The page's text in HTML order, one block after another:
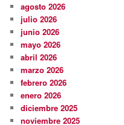
agosto 2026
julio 2026
junio 2026
mayo 2026
abril 2026
marzo 2026
febrero 2026
enero 2026
diciembre 2025
noviembre 2025